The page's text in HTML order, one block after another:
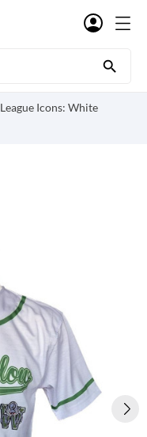

League Icons: White